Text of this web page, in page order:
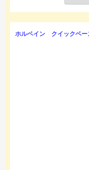
ホルベイン クイックベー